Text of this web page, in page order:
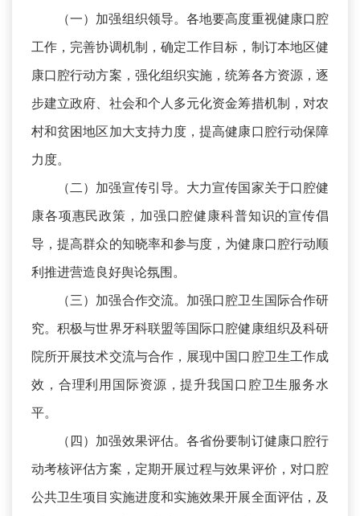
（一）加强组织领导。各地要高度重视健康口腔
工作，完善协调机制，确定工作目标，制订本地区健
康口腔行动方案，强化组织实施，统筹各方资源，逐
步建立政府、社会和个人多元化资金筹措机制，对农
村和贫困地区加大支持力度，提高健康口腔行动保障
力度。
（二）加强宣传引导。大力宣传国家关于口腔健
康各项惠民政策，加强口腔健康科普知识的宣传倡
导，提高群众的知晓率和参与度，为健康口腔行动顺
利推进营造良好舆论氛围。
（三）加强合作交流。加强口腔卫生国际合作研
究。积极与世界牙科联盟等国际口腔健康组织及科研
院所开展技术交流与合作，展现中国口腔卫生工作成
效，合理利用国际资源，提升我国口腔卫生服务水
平。
（四）加强效果评估。各省份要制订健康口腔行
动考核评估方案，定期开展过程与效果评价，对口腔
公共卫生项目实施进度和实施效果开展全面评估，及